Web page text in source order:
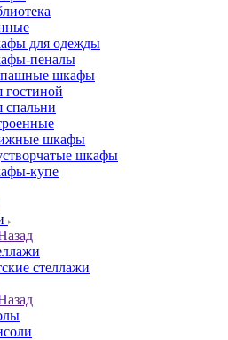
для одежды
пеналы
шкафы
гостиной
спальни
шкафы
шкафы
купе
стеллажи